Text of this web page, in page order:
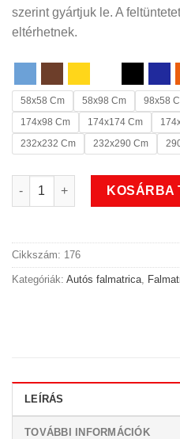
szerint gyártjuk le. A
eltérhetnek.
58x58 Cm 58x98 Cm 98x58
174x98 Cm
174x174 Cm
232x232 Cm
232x290 Cm
Retró autós falmatrica 2
KOSÁRBA
Cikkszám: 176
Kategóriák: Autós falmatrica
LEÍRÁS
TOVÁBBI INFORMÁCIÓK